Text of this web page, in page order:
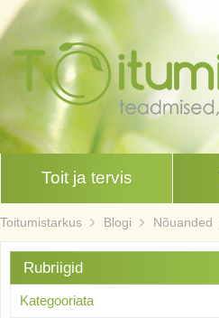
Toit ja tervis
Toitumistarkus Blogi Nõuanded
Rubriigid
Kategooriata